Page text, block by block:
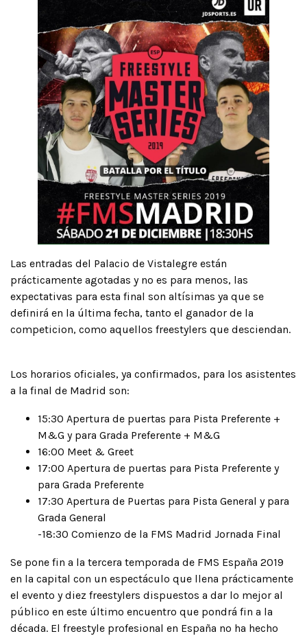
Las entradas del Palacio de Vistalegre están
prácticamente agotadas y no es para menos, las
expectativas para esta final son altísimas ya que se
definirá en la última fecha, tanto el ganador de la
competicion, como aquellos freestylers que desciendan.
Los horarios oficiales, ya confirmados, para los asistentes
a la final de Madrid son:
15:30 Apertura de puertas para Pista Preferente +
M&G y para Grada Preferente + M&G
16:00 Meet & Greet
17:00 Apertura de puertas para Pista Preferente y
para Grada Preferente
17:30 Apertura de Puertas para Pista General y para
Grada General
-18:30 Comienzo de la FMS Madrid Jornada Final
Se pone fin a la tercera temporada de FMS España 2019
en la capital con un espectáculo que llena prácticamente
el evento y diez freestylers dispuestos a dar lo mejor al
público en este último encuentro que pondrá fin a la
década. El freestyle profesional en España no ha hecho